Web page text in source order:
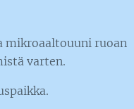
mikroaaltouuni ruoan
varten.